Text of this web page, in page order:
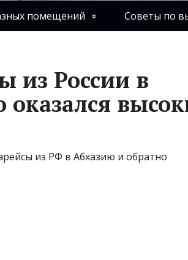
помещений Советы по
из России в
оказался
из РФ в Абхазию и обратно